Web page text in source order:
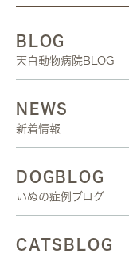
BLOG
天白動物病院BLOG
NEWS
新着情報
DOGBLOG
いぬの症例ブログ
CATSBLOG